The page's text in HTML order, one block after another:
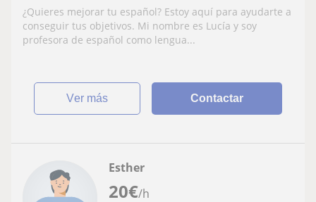
¿Quieres mejorar tu español? Estoy aquí para ayudarte a
conseguir tus objetivos. Mi nombre es Lucía y soy
profesora de español como lengua...
ver más Contactar
20€/h
Esther